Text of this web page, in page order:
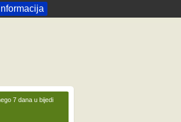
7 dana u bijedi